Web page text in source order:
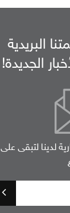
البريدية
الجديدة!
لدينا لتبقى على